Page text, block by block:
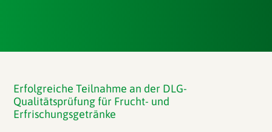
Erfolgreiche Teilnahme an der DLG-
Qualitätsprüfung für Frucht- und
Erfrischungsgetränke